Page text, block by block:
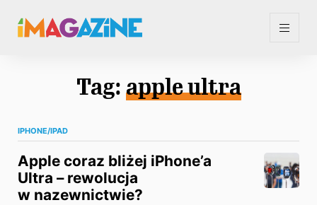
Tag: apple ultra
IPHONE/IPAD
Apple coraz bliżej iPhone’a
Ultra – rewolucja
w nazewnictwie?